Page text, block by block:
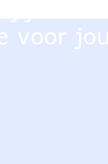
voor